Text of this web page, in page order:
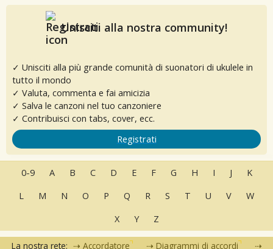
Unisciti alla nostra community!
✓ Unisciti alla più grande comunità di suonatori di ukulele in
tutto il mondo
✓ Valuta, commenta e fai amicizia
✓ Salva le canzoni nel tuo canzoniere
✓ Contribuisci con tabs, cover, ecc.
Registrati
0-9 A B C D E F G H I J
K
L
M N O P Q R S T U V
W
X
Y Z
La nostra rete: Accordatore Diagrammi di accordi